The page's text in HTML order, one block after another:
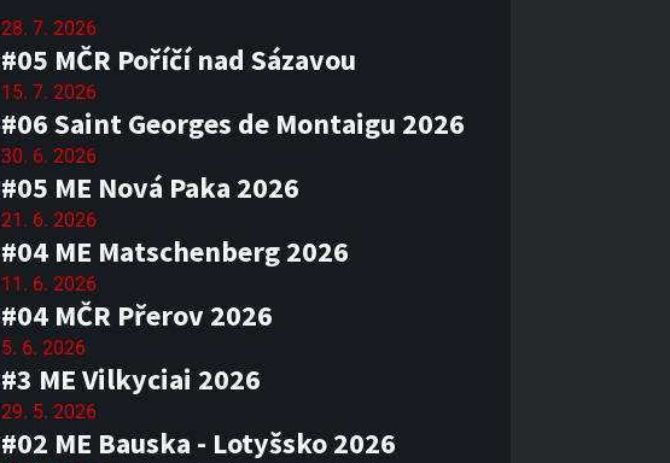
28. 7. 2026
#05 MČR Poříčí nad Sázavou
15. 7. 2026
#06 Saint Georges de Montaigu 2026
30. 6. 2026
#05 ME Nová Paka 2026
21. 6. 2026
#04 ME Matschenberg 2026
11. 6. 2026
#04 MČR Přerov 2026
5. 6. 2026
#3 ME Vilkyciai 2026
29. 5. 2026
#02 ME Bauska - Lotyšsko 2026